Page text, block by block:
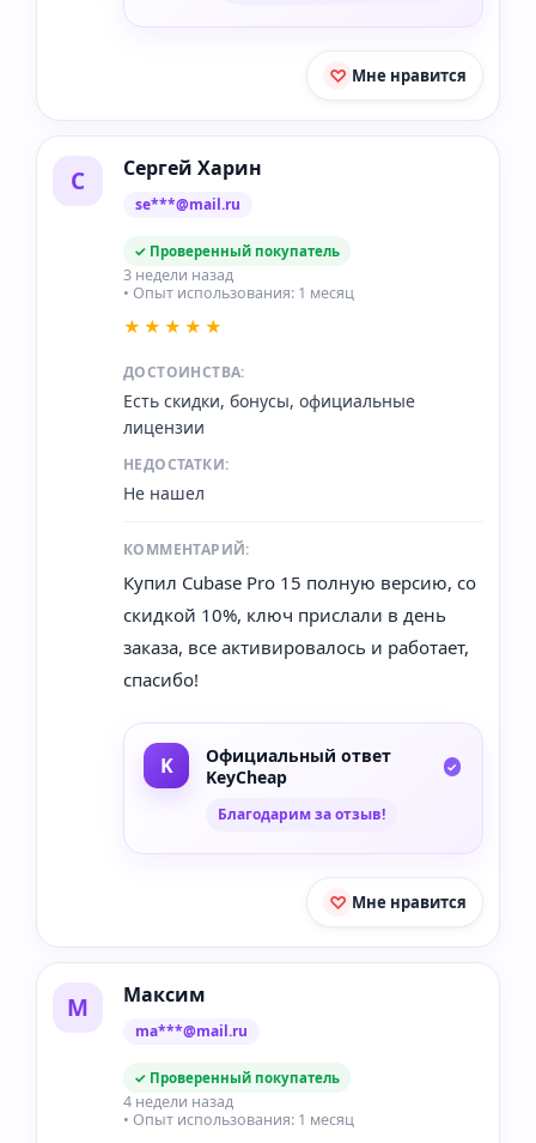
Мне нравится
С Сергей Харин
se***@mail.ru
✓ Проверенный покупатель
3 недели назад
• Опыт использования: 1 месяц
★★★★★
ДОСТОИНСТВА:
Есть скидки, бонусы, официальные
лицензии
НЕДОСТАТКИ:
Не нашел
КОММЕНТАРИЙ:
Купил Cubase Pro 15 полную версию, со
скидкой 10%, ключ прислали в день
заказа, все активировалось и работает,
спасибо!
Официальный ответ
KeyCheap
Благодарим за отзыв!
Мне нравится
М Максим
ma***@mail.ru
✓ Проверенный покупатель
4 недели назад
• Опыт использования: 1 месяц